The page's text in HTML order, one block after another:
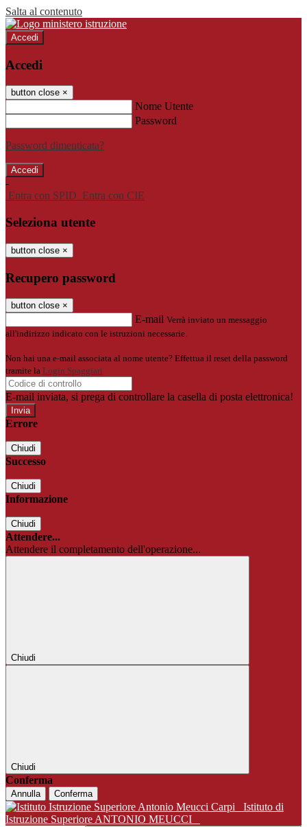
Salta al contenuto
Accedi
Accedi
button close ×
Nome Utente
Password
Password dimenticata?
-
Entra con SPID Entra con CIE
Seleziona utente
button close ×
Recupero password
button close ×
E-mail Verrà inviato un messaggio
all'indirizzo indicato con le istruzioni necessarie.
Non hai una e-mail associata al nome utente? Effettua il reset della password
tramite la Login Spaggiari
E-mail inviata, si prega di controllare la casella di posta elettronica!
Errore
Chiudi
Successo
Chiudi
Informazione
Chiudi
Attendere...
Attendere il completamento dell'operazione...
Chiudi
Chiudi
Conferma
Annulla Conferma
Istituto di
Istruzione Superiore ANTONIO MEUCCI